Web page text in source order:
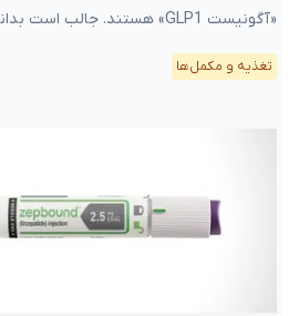
«آگونیست GLP1» هستند. جالب است بدانید اغلب این […]
تغذیه و مکمل‌ها